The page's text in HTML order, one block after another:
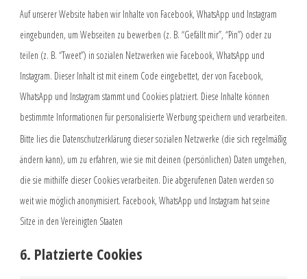
Auf unserer Website haben wir Inhalte von Facebook, WhatsApp und Instagram
eingebunden, um Webseiten zu bewerben (z. B. “Gefällt mir”, “Pin”) oder zu
teilen (z. B. “Tweet”) in sozialen Netzwerken wie Facebook, WhatsApp und
Instagram. Dieser Inhalt ist mit einem Code eingebettet, der von Facebook,
WhatsApp und Instagram stammt und Cookies platziert. Diese Inhalte können
bestimmte Informationen für personalisierte Werbung speichern und verarbeiten.
Bitte lies die Datenschutzerklärung dieser sozialen Netzwerke (die sich regelmäßig
ändern kann), um zu erfahren, wie sie mit deinen (persönlichen) Daten umgehen,
die sie mithilfe dieser Cookies verarbeiten. Die abgerufenen Daten werden so
weit wie möglich anonymisiert. Facebook, WhatsApp und Instagram hat seine
Sitze in den Vereinigten Staaten
6. Platzierte Cookies